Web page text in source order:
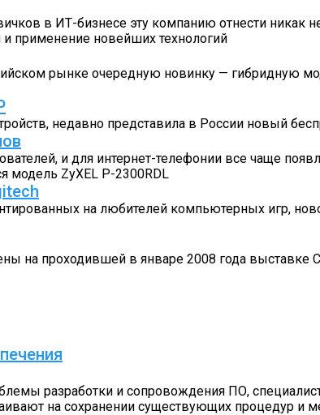
в ИТ-бизнесе эту компанию отнести никак
применение новейших технологий
рынке очередную новинку — гибридную
недавно представила в России новый
и для интернет-телефонии все чаще
модель ZyXEL P-2300RDL
на любителей компьютерных игр,
на проходившей в январе 2008 года выставке
разработки и сопровождения ПО,
на сохранении существующих процедур и